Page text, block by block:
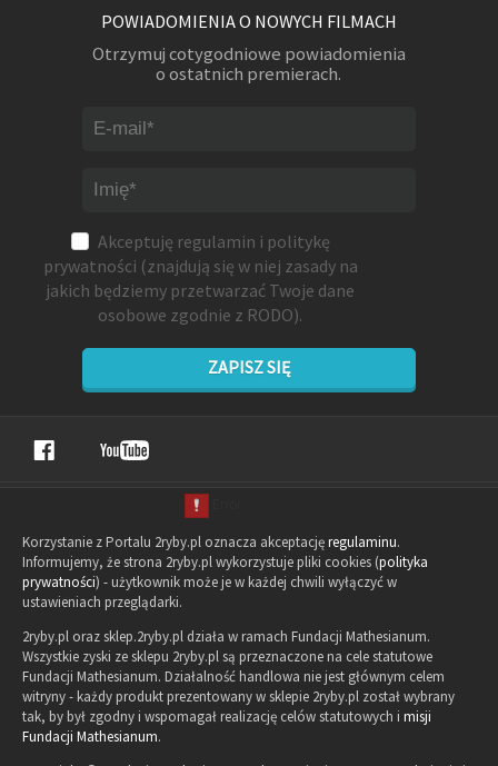
POWIADOMIENIA O NOWYCH FILMACH
Otrzymuj cotygodniowe powiadomienia
o ostatnich premierach.
Akceptuję regulamin i politykę
prywatności (znajdują się w niej zasady na
jakich będziemy przetwarzać Twoje dane
osobowe zgodnie z RODO).
ZAPISZ SIĘ
Korzystanie z Portalu 2ryby.pl oznacza akceptacjęregulaminu.
Informujemy, że strona 2ryby.pl wykorzystuje pliki cookies (polityka
prywatności) - użytkownik może je w każdej chwili wyłączyć w
ustawieniach przeglądarki.
2ryby.pl oraz sklep.2ryby.pl działa w ramach Fundacji Mathesianum.
Wszystkie zyski ze sklepu 2ryby.pl są przeznaczone na cele statutowe
Fundacji Mathesianum. Działalność handlowa nie jest głównym celem
witryny - każdy produkt prezentowany w sklepie 2ryby.pl został wybrany
tak, by był zgodny i wspomagał realizację celów statutowych i misji
Fundacji Mathesianum.